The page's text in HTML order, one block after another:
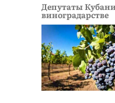
Депутаты
виноградарстве